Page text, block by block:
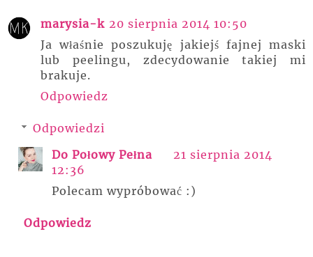
marysia-k 20 sierpnia 2014 10:50
Ja właśnie poszukuję jakiejś fajnej maski
lub peelingu, zdecydowanie takiej mi
brakuje.
Odpowiedz
Odpowiedzi
Do Połowy Pełna
21 sierpnia 2014
12:36
Polecam wypróbować :)
Odpowiedz